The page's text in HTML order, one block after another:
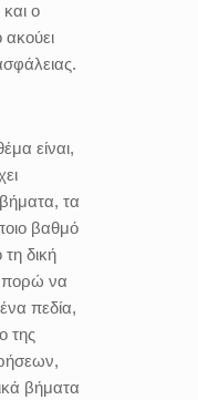
και ο
ακούει
είναι,
τα
βαθμό
δική
να
πεδία,
της
βήματα